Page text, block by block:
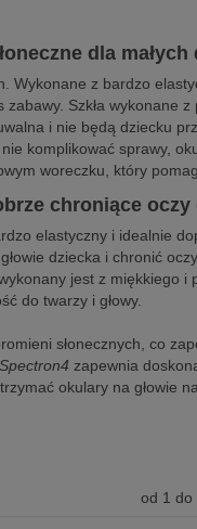
dla małych
Wykonane z bardzo
Szkła
i nie będą dziecku
komplikować sprawy,
woreczku, który
chroniące oczy
elastyczny i idealnie
dziecka i chronić
jest z miękkiego
do twarzy i głowy.
słonecznych, co
Spectron4 zapewnia
okulary na głowie
od 1 do